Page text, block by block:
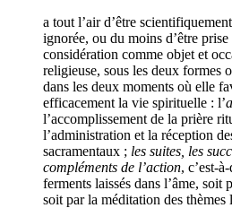
a tout l’air d’être
ignorée, ou du moins d’être
considération comme objet et
religieuse, sous les deux formes
dans les deux moments où elle
efficacement la vie spirituelle : l’
l’accomplissement de la prière
l’administration et la réception
sacramentaux ; les suites, les
compléments de l’action, c’est-
ferments laissés dans l’âme, soit
soit par la méditation des thèmes